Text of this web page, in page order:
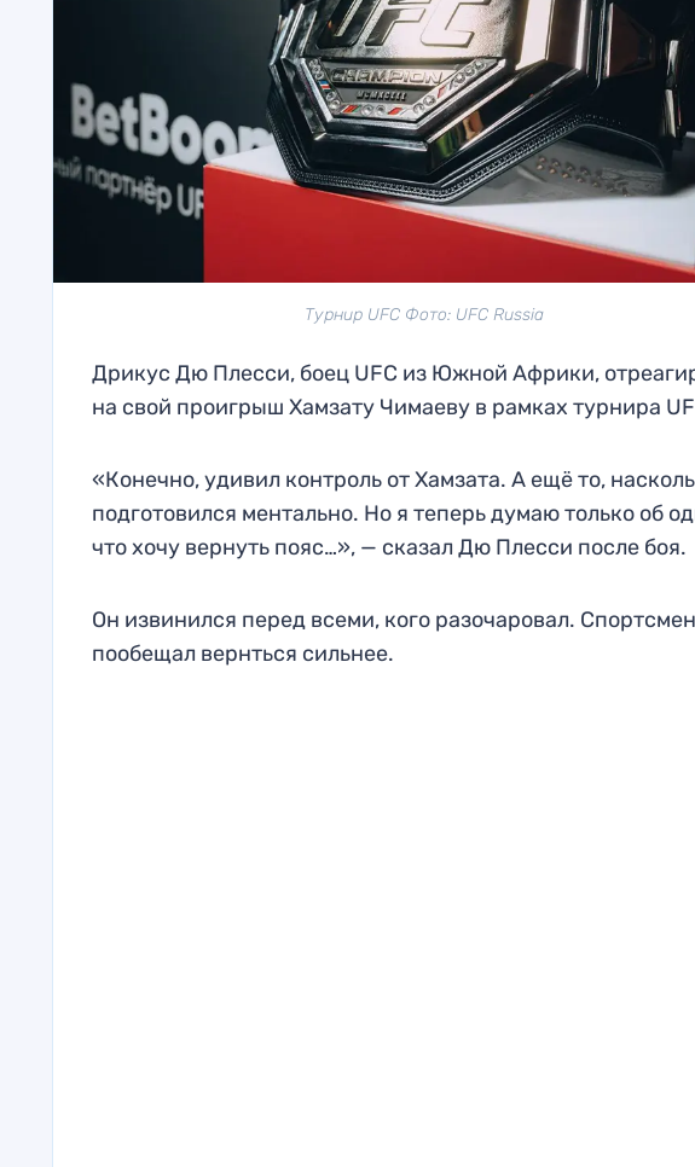
Турнир UFC Фото: UFC Russia
Дрикус Дю Плесси, боец UFC из Южной Африки,
на свой проигрыш Хамзату Чимаеву в рамках турнира
«Конечно, удивил контроль от Хамзата. А ещё то,
подготовился ментально. Но я теперь думаю только об
что хочу вернуть пояс…», — сказал Дю Плесси после боя.
Он извинился перед всеми, кого разочаровал. Спортсмен
пообещал вернться сильнее.